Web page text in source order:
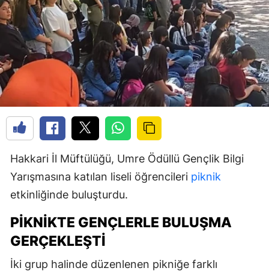
Hakkari İl Müftülüğü, Umre Ödüllü Gençlik Bilgi
Yarışmasına katılan liseli öğrencileri piknik
etkinliğinde buluşturdu.
PIKNIKTE GENÇLERLE BULUŞMA
GERÇEKLEŞTI
İki grup halinde düzenlenen pikniğe farklı